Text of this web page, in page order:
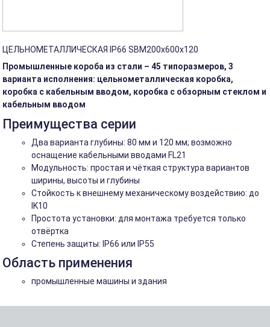
ЦЕЛЬНОМЕТАЛЛИЧЕСКАЯ IP66 SBM200x600x120
Промышленные короба из стали – 45 типоразмеров, 3
варианта исполнения: цельнометаллическая коробка,
коробка с кабельным вводом, коробка с обзорным стеклом и
кабельным вводом
Преимущества серии
Два варианта глубины: 80 мм и 120 мм; возможно
оснащение кабельными вводами FL21
Модульность: простая и чёткая структура вариантов
ширины, высоты и глубины
Стойкость к внешнему механическому воздействию: до
IK10
Простота установки: для монтажа требуется только
отвёртка
Степень защиты: IP66 или IP55
Область применения
промышленные машины и здания